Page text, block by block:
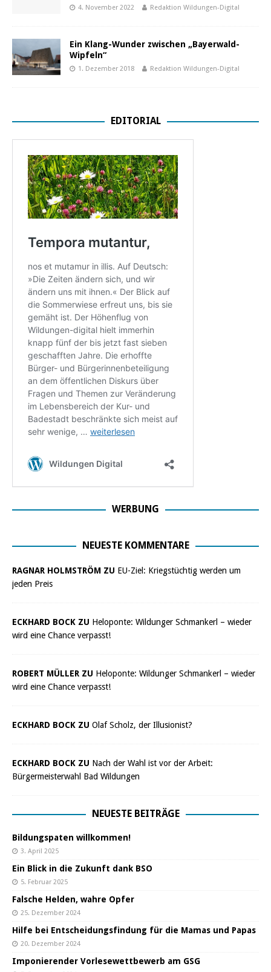
4. November 2022 Redaktion Wildungen-Digital
Ein Klang-Wunder zwischen „Bayerwald-
Wipfeln“
1. Dezember 2018 Redaktion Wildungen-Digital
EDITORIAL
WERBUNG
NEUESTE KOMMENTARE
RAGNAR HOLMSTRÖM ZU EU-Ziel: Kriegstüchtig werden um
jeden Preis
ECKHARD BOCK ZU Heloponte: Wildunger Schmankerl – wieder
wird eine Chance verpasst!
ROBERT MÜLLER ZU Heloponte: Wildunger Schmankerl – wieder
wird eine Chance verpasst!
ECKHARD BOCK ZU Olaf Scholz, der Illusionist?
ECKHARD BOCK ZU Nach der Wahl ist vor der Arbeit:
Bürgermeisterwahl Bad Wildungen
NEUESTE BEITRÄGE
Bildungspaten willkommen!
3. April 2025
Ein Blick in die Zukunft dank BSO
5. Februar 2025
Falsche Helden, wahre Opfer
25. Dezember 2024
Hilfe bei Entscheidungsfindung für die Mamas und Papas
20. Dezember 2024
Imponierender Vorlesewettbewerb am GSG